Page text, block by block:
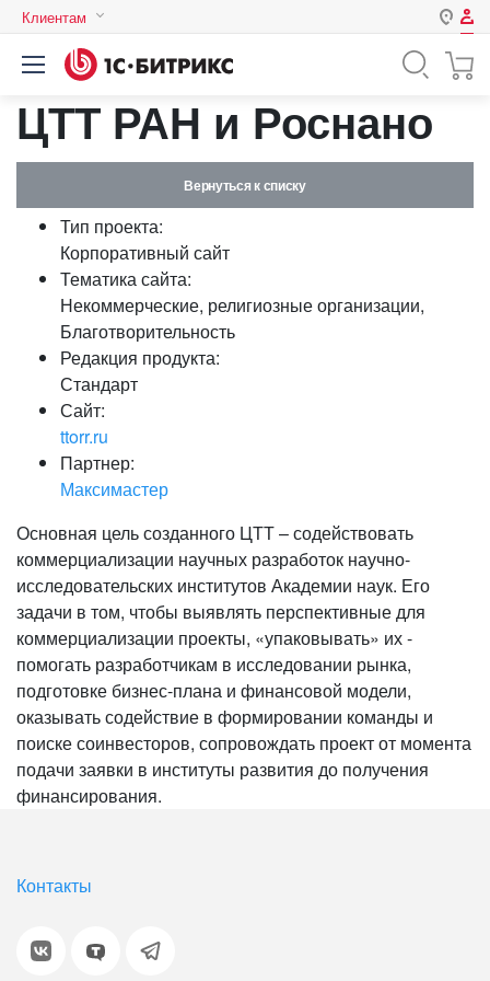
Клиентам
Казахстан
Авторизация
Нет аккаунта?
Логин
Пароль
Запомнить меня на этом
компьютере
Забыли свой пароль?
ЦТТ РАН и Роснано
Вернуться к списку
Тип проекта:
Корпоративный сайт
Тематика сайта:
Некоммерческие, религиозные организации,
Благотворительность
Редакция продукта:
Стандарт
Сайт:
ttorr.ru
Партнер:
Максимастер
Основная цель созданного ЦТТ – содействовать
коммерциализации научных разработок научно-
исследовательских институтов Академии наук. Его
задачи в том, чтобы выявлять перспективные для
коммерциализации проекты, «упаковывать» их -
помогать разработчикам в исследовании рынка,
подготовке бизнес-плана и финансовой модели,
оказывать содействие в формировании команды и
поиске соинвесторов, сопровождать проект от момента
подачи заявки в институты развития до получения
финансирования.
Контакты